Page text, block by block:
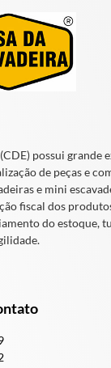
possui grande
de peças e
e mini
fiscal dos
do estoque,